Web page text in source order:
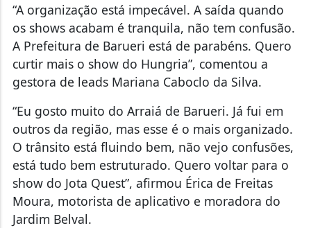
“A organização está impecável. A saída quando
os shows acabam é tranquila, não tem confusão.
A Prefeitura de Barueri está de parabéns. Quero
curtir mais o show do Hungria”, comentou a
gestora de leads Mariana Caboclo da Silva.
“Eu gosto muito do Arraiá de Barueri. Já fui em
outros da região, mas esse é o mais organizado.
O trânsito está fluindo bem, não vejo confusões,
está tudo bem estruturado. Quero voltar para o
show do Jota Quest”, afirmou Érica de Freitas
Moura, motorista de aplicativo e moradora do
Jardim Belval.